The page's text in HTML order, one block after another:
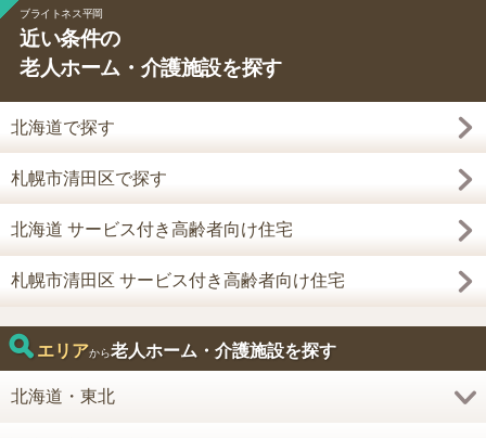
ブライトネス平岡
近い条件の
老人ホーム・介護施設を探す
北海道で探す
札幌市清田区で探す
北海道 サービス付き高齢者向け住宅
札幌市清田区 サービス付き高齢者向け住宅
エリアから老人ホーム・介護施設を探す
北海道・東北